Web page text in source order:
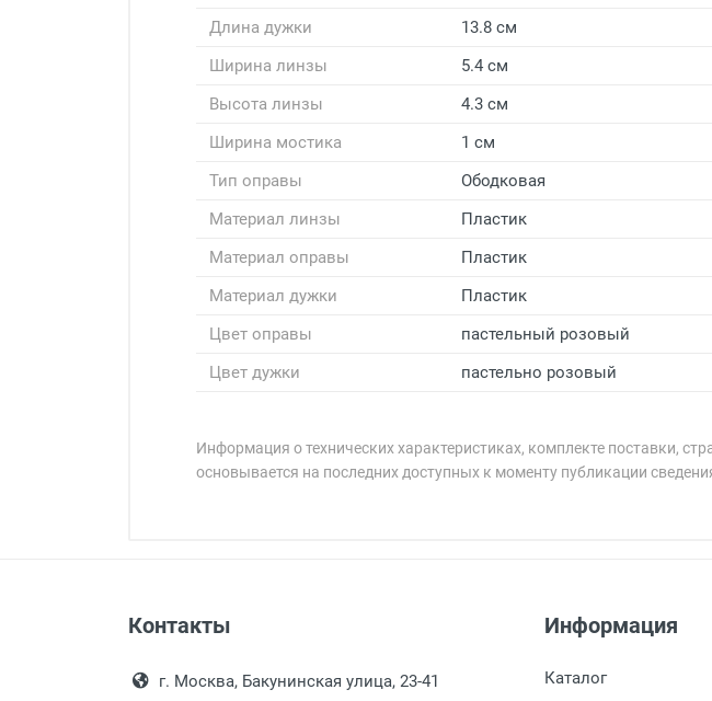
Длина дужки
13.8 см
Ширина линзы
5.4 см
Высота линзы
4.3 см
Ширина мостика
1 см
Тип оправы
Ободковая
Материал линзы
Пластик
Материал оправы
Пластик
Материал дужки
Пластик
Цвет оправы
пастельный розовый
Цвет дужки
пастельно розовый
Информация о технических характеристиках, комплекте поставки,
основывается на последних доступных к моменту публикации
Выдаем товар в рабочие дни с 9:00 до 18:00, по
После того, как заказ поступает в пункт выдачи, наш
Контакты
г. Москва, Бакунинская улица, 23-41
Информация
Каталог